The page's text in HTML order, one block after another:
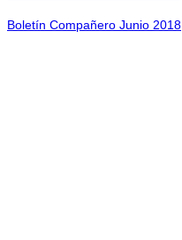
Boletín Compañero Junio 2018